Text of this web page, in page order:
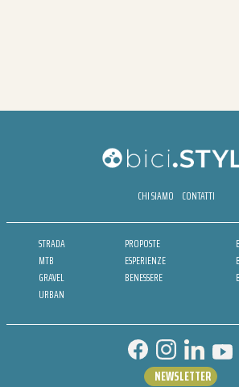
CHI SIAMO CONTATTI
STRADA
MTB
GRAVEL
URBAN
PROPOSTE
ESPERIENZE
BENESSERE
NEWSLETTER